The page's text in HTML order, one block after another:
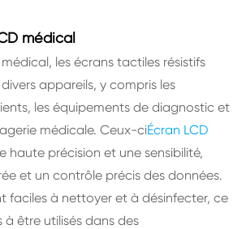
médical
les écrans tactiles résistifs
appareils, y compris les
les équipements de diagnostic et
médicale. Ceux-ciÉcran LCD
haute précision et une sensibilité,
et un contrôle précis des données.
faciles à nettoyer et à désinfecter, ce
à être utilisés dans des